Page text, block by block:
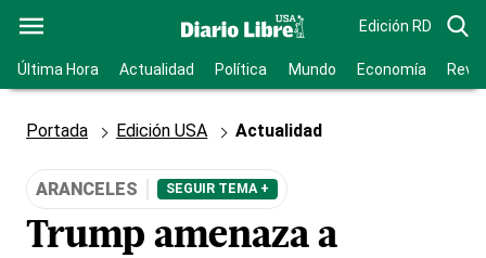
Edición RD
Última Hora Actualidad Política Mundo Economía
Portada Edición USA Actualidad
ARANCELES SEGUIR TEMA +
Trump amenaza a